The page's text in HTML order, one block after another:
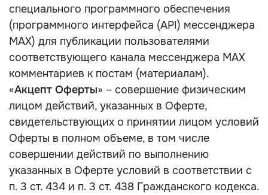
специального программного обеспечения
(программного интерфейса (API) мессенджера
MAX) для публикации пользователями
соответствующего канала мессенджера MAX
комментариев к постам (материалам).
«Акцепт Оферты» – совершение физическим
лицом действий, указанных в Оферте,
свидетельствующих о принятии лицом условий
Оферты в полном объеме, в том числе
совершении действий по выполнению
указанных в Оферте условий в соответствии с
п. 3 ст. 434 и п. 3 ст. 438 Гражданского кодекса.